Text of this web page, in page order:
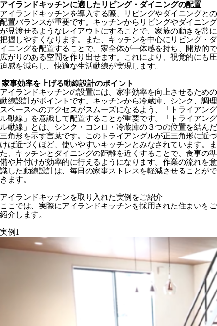
アイランドキッチンに適したリビング・ダイニングの配置
アイランドキッチンを導入する際、リビングやダイニングとの
配置バランスが重要です。キッチンからリビングやダイニング
が見渡せるようなレイアウトにすることで、家族の動きを常に
把握しやすくなります。また、キッチンを中心にリビング・ダ
イニングを配置することで、家全体が一体感を持ち、開放的で
広がりのある空間を作り出せます。これにより、視覚的にも圧
迫感を減らし、快適な生活動線が実現します。
家事効率を上げる動線設計のポイント
アイランドキッチンの設置には、家事効率を向上させるための
動線設計がポイントです。キッチンから冷蔵庫、シンク、調理
スペースへのアクセスがスムーズになるよう、「トライアング
ル動線」を意識して配置することが重要です。「トライアング
ル動線」とは、シンク・コンロ・冷蔵庫の３つの位置を結んだ
三角形を示す言葉です。このトライアングルが正三角形に近づ
けば近づくほど、使いやすいキッチンとみなされています。ま
た、キッチンとダイニングの距離を近くすることで、食事の準
備や片付けが効率的に行えるようになります。作業の流れを意
識した動線設計は、毎日の家事ストレスを軽減させることがで
きます。
アイランドキッチンを取り入れた実例をご紹介
ここでは、実際にアイランドキッチンを採用された住まいをご
紹介します。
実例1